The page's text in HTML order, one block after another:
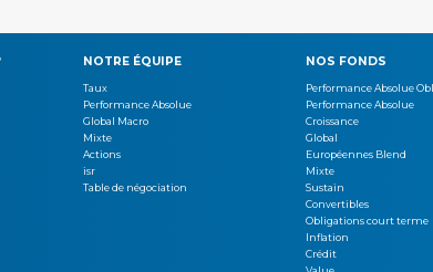
NOTRE ÉQUIPE
Taux
Performance Absolue
Global Macro
Mixte
Actions
isr
Table de négociation
NOS FONDS
Performance Absolue
Performance Absolue
Croissance
Global
Européennes Blend
Mixte
Sustain
Convertibles
Obligations court terme
Inflation
Crédit